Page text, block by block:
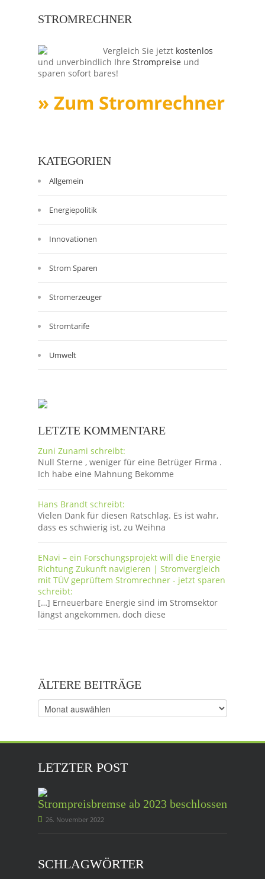
STROMRECHNER
Vergleich Sie jetzt kostenlos
und unverbindlich Ihre Strompreise und
sparen sofort bares!
» Zum Stromrechner
KATEGORIEN
Allgemein
Energiepolitik
Innovationen
Strom Sparen
Stromerzeuger
Stromtarife
Umwelt
LETZTE KOMMENTARE
Zuni Zunami schreibt:
Null Sterne , weniger für eine Betrüger Firma .
Ich habe eine Mahnung Bekomme
Hans Brandt schreibt:
Vielen Dank für diesen Ratschlag. Es ist wahr,
dass es schwierig ist, zu Weihna
ENavi – ein Forschungsprojekt will die Energie
Richtung Zukunft navigieren | Stromvergleich
mit TÜV geprüftem Stromrechner - jetzt sparen
schreibt:
[…] Erneuerbare Energie sind im Stromsektor
längst angekommen, doch diese
ÄLTERE BEITRÄGE
Ältere
Beiträge
LETZTER POST
Strompreisbremse ab 2023 beschlossen
26. November 2022
SCHLAGWÖRTER